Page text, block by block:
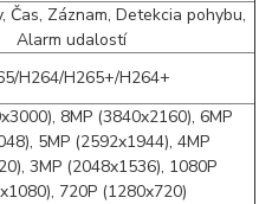
Čas, Záznam, Detekcia pohybu,
Alarm udalostí
H264/H265+/H264+
8MP (3840x2160), 6MP
5MP (2592x1944), 4MP
3MP (2048x1536), 1080P
720P (1280x720)